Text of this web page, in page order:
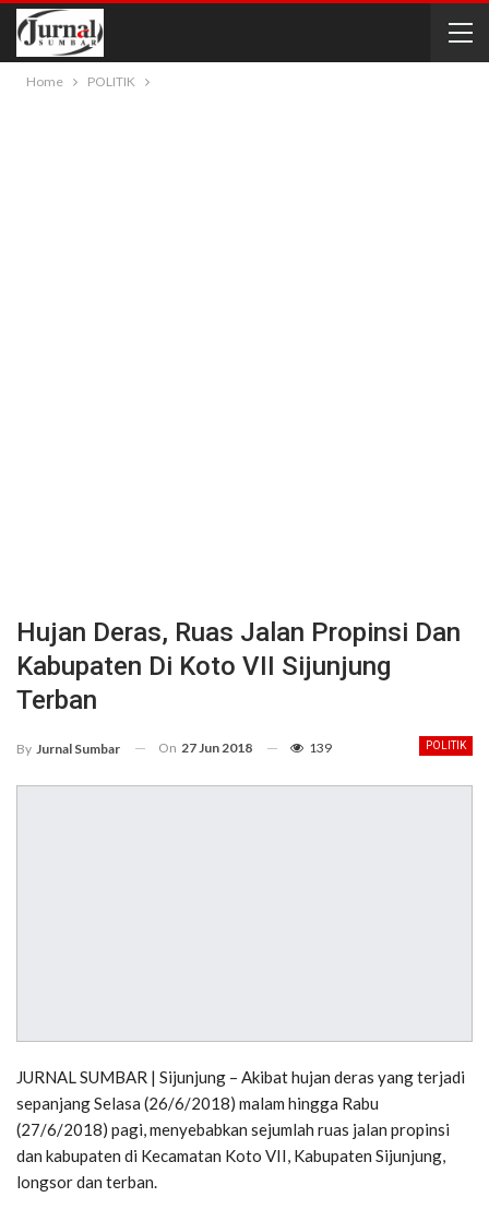
Home POLITIK
Hujan Deras, Ruas Jalan Propinsi Dan
Kabupaten Di Koto VII Sijunjung
Terban
POLITIK
By Jurnal Sumbar On 27 Jun 2018 139
JURNAL SUMBAR | Sijunjung – Akibat hujan deras yang terjadi
sepanjang Selasa (26/6/2018) malam hingga Rabu
(27/6/2018) pagi, menyebabkan sejumlah ruas jalan propinsi
dan kabupaten di Kecamatan Koto VII, Kabupaten Sijunjung,
longsor dan terban.